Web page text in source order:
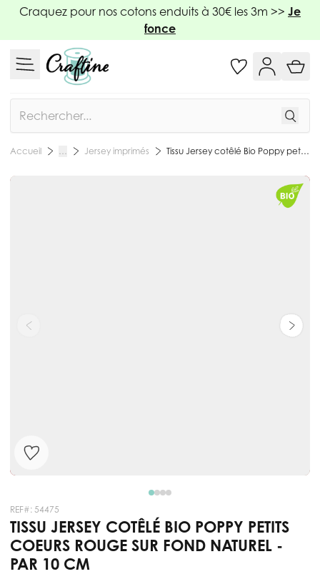
Allez au contenu
Craquez pour nos cotons enduits à 30€ les 3m >> Je
fonce
Accueil … Jersey imprimés Tissu Jersey cotêlé Bio Poppy petits coeurs Rouge sur fond Naturel - Par 10 cm
REF#: 54475
TISSU JERSEY COTÊLÉ BIO POPPY PETITS
COEURS ROUGE SUR FOND NATUREL -
PAR 10 CM